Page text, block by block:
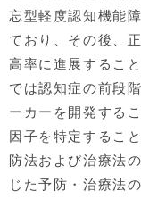
忘型軽度認知機能
ており、その後、
高率に進展するこ
では認知症の前段
ーカーを開発する
因子を特定するこ
防法および治療法
じた予防・治療法